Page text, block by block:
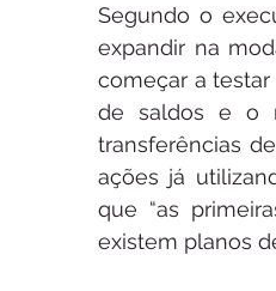
Segundo o
expandir na
começar a
de saldos e o
transferências
ações já
que “as
existem planos